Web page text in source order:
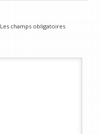
Les champs obligatoires